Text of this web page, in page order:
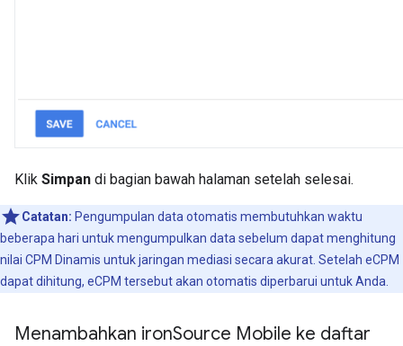
Klik Simpan di bagian bawah halaman setelah selesai.
Catatan: Pengumpulan data otomatis membutuhkan waktu
beberapa hari untuk mengumpulkan data sebelum dapat menghitung
nilai CPM Dinamis untuk jaringan mediasi secara akurat. Setelah eCPM
dapat dihitung, eCPM tersebut akan otomatis diperbarui untuk Anda.
Menambahkan ironSource Mobile ke daftar